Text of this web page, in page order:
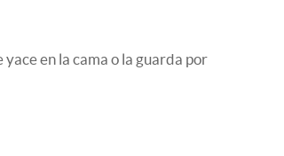
en la cama o la guarda por